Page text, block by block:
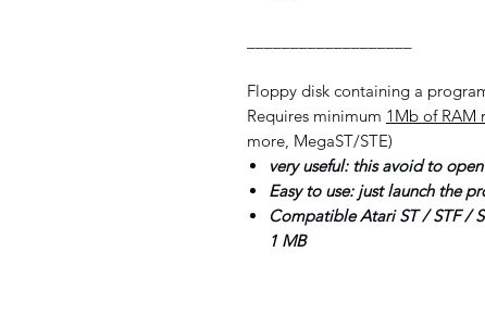
Floppy disk containing a
Requires minimum 1Mb of RAM
more, MegaST/STE)
very useful: this avoid to
Easy to use: just launch the
Compatible Atari ST / STF /
1 MB